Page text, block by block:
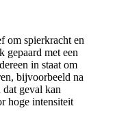
om spierkracht en
gepaard met een
in staat om
bijvoorbeeld na
geval kan
hoge intensiteit